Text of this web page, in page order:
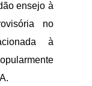
ensejo à
no
à